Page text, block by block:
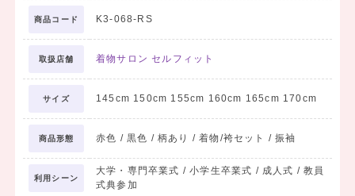
商品コード K3-068-RS
取扱店舗 着物サロン セルフィット
サイズ 145cm 150cm 155cm 160cm 165cm 170cm
商品形態 赤色 / 黒色 / 柄あり / 着物/袴セット / 振袖
利用シーン
大学・専門卒業式 / 小学生卒業式 / 成人式 / 教員
式典参加